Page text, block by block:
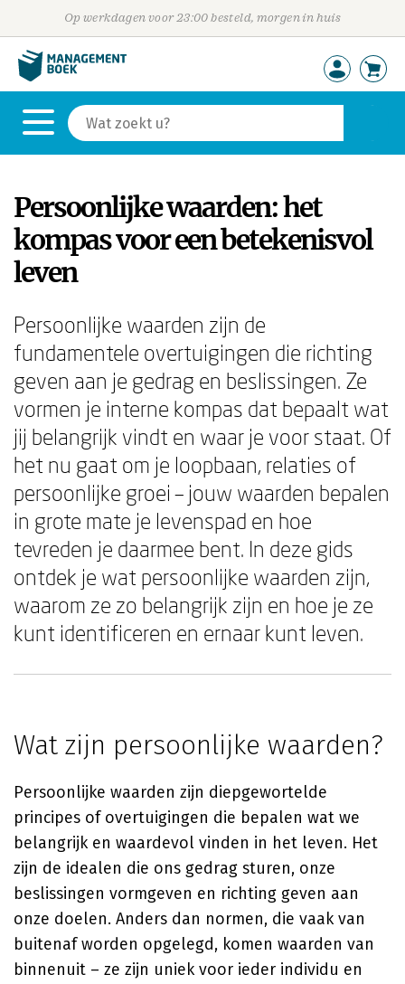
Op werkdagen voor 23:00 besteld, morgen in huis
Persoonlijke waarden: het
kompas voor een betekenisvol
leven
Persoonlijke waarden zijn de
fundamentele overtuigingen die richting
geven aan je gedrag en beslissingen. Ze
vormen je interne kompas dat bepaalt wat
jij belangrijk vindt en waar je voor staat. Of
het nu gaat om je loopbaan, relaties of
persoonlijke groei – jouw waarden bepalen
in grote mate je levenspad en hoe
tevreden je daarmee bent. In deze gids
ontdek je wat persoonlijke waarden zijn,
waarom ze zo belangrijk zijn en hoe je ze
kunt identificeren en ernaar kunt leven.
Wat zijn persoonlijke waarden?
Persoonlijke waarden zijn diepgewortelde
principes of overtuigingen die bepalen wat we
belangrijk en waardevol vinden in het leven. Het
zijn de idealen die ons gedrag sturen, onze
beslissingen vormgeven en richting geven aan
onze doelen. Anders dan normen, die vaak van
buitenaf worden opgelegd, komen waarden van
binnenuit – ze zijn uniek voor ieder individu en